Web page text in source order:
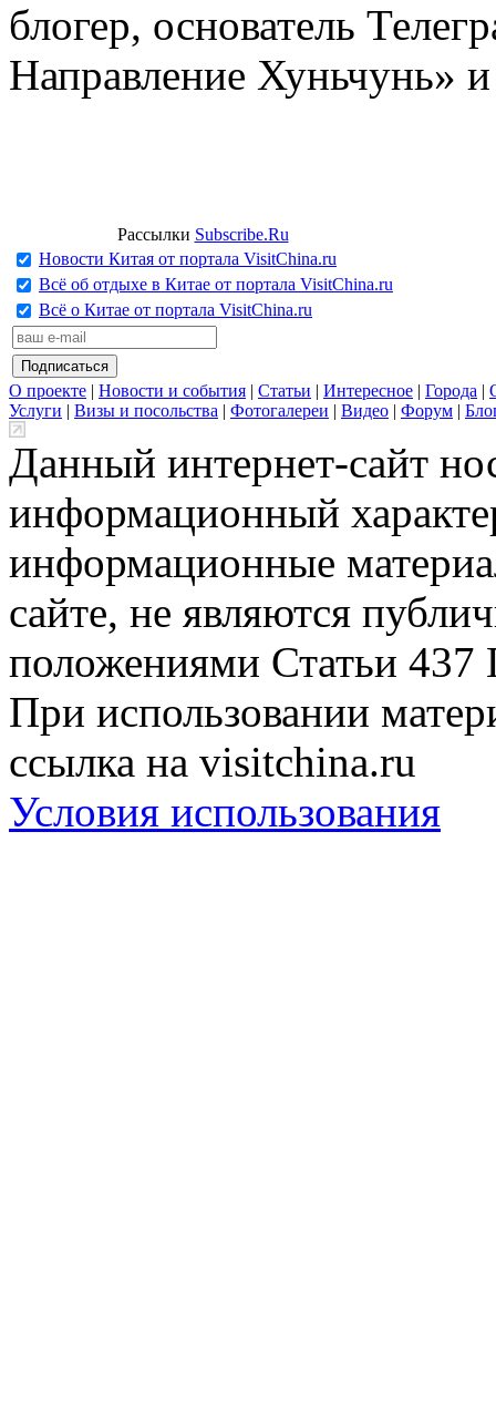
блогер, основатель
Направление Хуньчунь»
Рассылки Subscribe.Ru
Новости Китая от портала VisitChina.ru
Всё об отдыхе в Китае от портала VisitChina.ru
Всё о Китае от портала VisitChina.ru
О проекте | Новости и события | Статьи | Интересное | Города |
Услуги | Визы и посольства | Фотогалереи | Видео | Форум |
Данный интернет-сайт
информационный
информационные
сайте, не являются
положениями Статьи 437
При использовании
ссылка на visitchina.ru
Условия использования